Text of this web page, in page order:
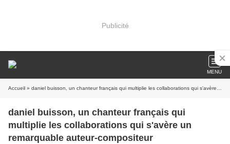
Publicité
MENU
Accueil » daniel buisson, un chanteur français qui multiplie les collaborations qui s'avère un remarquable auteur-compositeur
daniel buisson, un chanteur français qui
multiplie les collaborations qui s'avère un
remarquable auteur-compositeur